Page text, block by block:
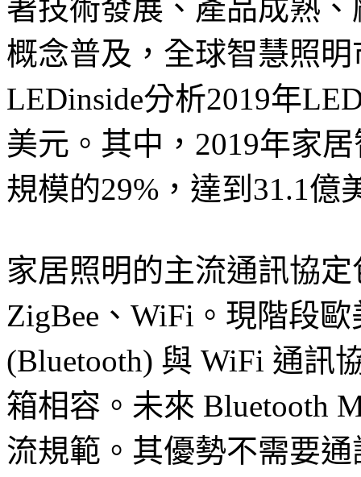
著技術發展、產品成熟
概念普及，全球智慧照
LEDinside分析2019年
美元。其中，2019年家
規模的29%，達到31.1億
家居照明的主流通訊協
ZigBee、WiFi。現階段
(Bluetooth) 與 WiFi 通訊
箱相容。未來 Bluetooth
流規範。其優勢不需要